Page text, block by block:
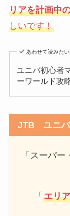
リアを計画中
しいです！
あわせて読みたい
ユニバ初心者
ーワールド攻
JTB ユニバ
「スーパ
「 エリ